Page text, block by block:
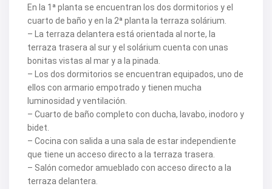
En la 1ª planta se encuentran los dos dormitorios y el
cuarto de baño y en la 2ª planta la terraza solárium.
– La terraza delantera está orientada al norte, la
terraza trasera al sur y el solárium cuenta con unas
bonitas vistas al mar y a la pinada.
– Los dos dormitorios se encuentran equipados, uno de
ellos con armario empotrado y tienen mucha
luminosidad y ventilación.
– Cuarto de baño completo con ducha, lavabo, inodoro y
bidet.
– Cocina con salida a una sala de estar independiente
que tiene un acceso directo a la terraza trasera.
– Salón comedor amueblado con acceso directo a la
terraza delantera.